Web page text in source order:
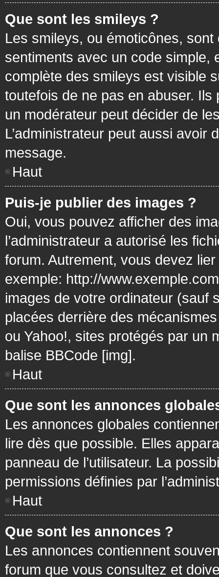
Que sont les smileys ?
Les smileys, ou émoticônes,
sentiments avec un code simple,
complète des smileys est visible
toutefois de ne pas en abuser.
un modérateur peut décider de
L’administrateur peut aussi avoir
message.
Haut
Puis-je publier des images ?
Oui, vous pouvez afficher des
l’administrateur a autorisé les
forum. Autrement, vous devez
exemple: http://
images de votre ordinateur (sauf
placées derrière des
ou Yahoo!, sites protégés par un
balise BBCode [img].
Haut
Que sont les annonces
Les annonces globales
lire dès que possible. Elles
panneau de l’utilisateur. La
permissions définies par
Haut
Que sont les annonces ?
Les annonces contiennent
forum que vous consultez et